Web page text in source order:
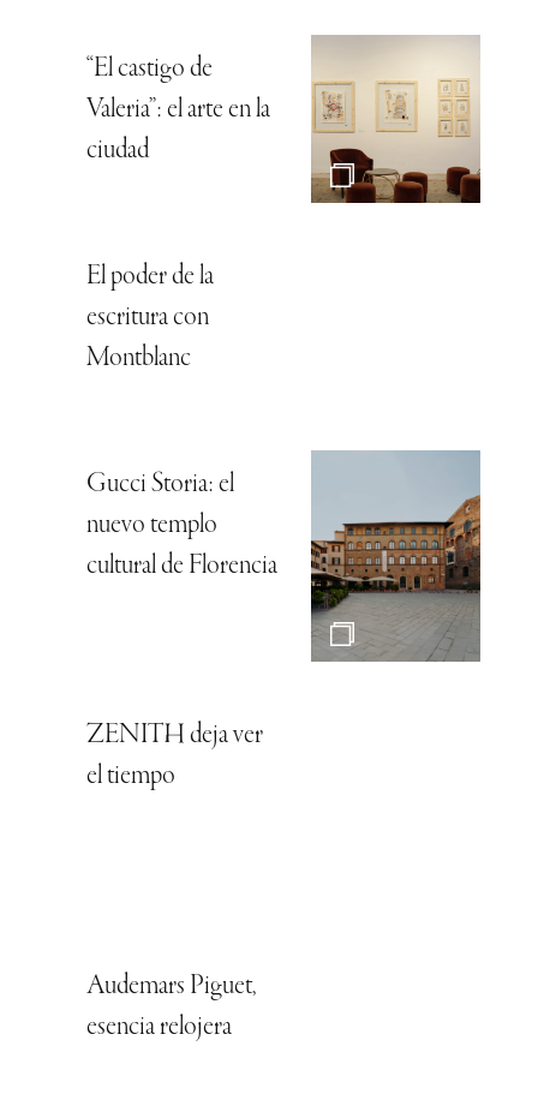
“El castigo de
Valeria”: el arte en la
ciudad
El poder de la
escritura con
Montblanc
Gucci Storia: el
nuevo templo
cultural de Florencia
ZENITH deja ver
el tiempo
Audemars Piguet,
esencia relojera